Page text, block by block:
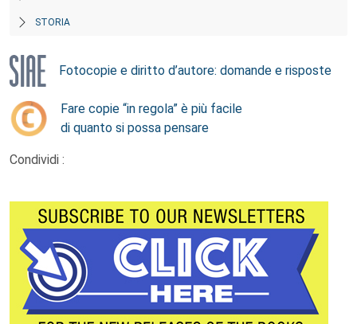
STORIA
Fotocopie e diritto d’autore: domande e risposte
Fare copie “in regola” è più facile
di quanto si possa pensare
Condividi :